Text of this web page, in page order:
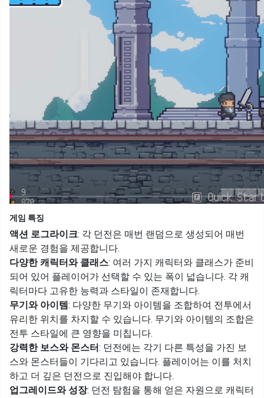
게임 특징
액션 로그라이크: 각 던전은 매번 랜덤으로 생성되어 매번
새로운 경험을 제공합니다.
다양한 캐릭터와 클래스: 여러 가지 캐릭터와 클래스가 준비
되어 있어 플레이어가 선택할 수 있는 폭이 넓습니다. 각 캐
릭터마다 고유한 능력과 스타일이 존재합니다.
무기와 아이템: 다양한 무기와 아이템을 조합하여 전투에서
유리한 위치를 차지할 수 있습니다. 무기와 아이템의 조합은
전투 스타일에 큰 영향을 미칩니다.
강력한 보스와 몬스터: 던전에는 각기 다른 특성을 가진 보
스와 몬스터들이 기다리고 있습니다. 플레이어는 이를 처치
하고 더 깊은 던전으로 진입해야 합니다.
업그레이드와 성장: 던전 탐험을 통해 얻은 자원으로 캐릭터